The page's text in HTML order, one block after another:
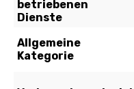
Um fortzufahren,
und es werden weitere
Folgendem